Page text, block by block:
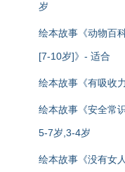
岁
绘本故事《动物百
[7-10岁]》- 适合
绘本故事《有吸收
绘本故事《安全常
5-7岁,3-4岁
绘本故事《没有女